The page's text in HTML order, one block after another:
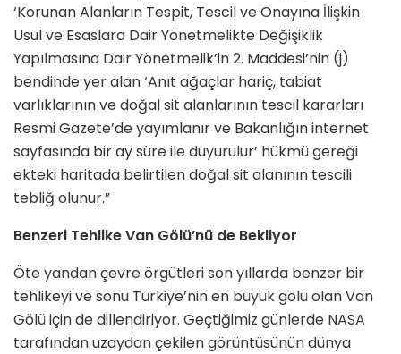
‘Korunan Alanların Tespit, Tescil ve Onayına İlişkin
Usul ve Esaslara Dair Yönetmelikte Değişiklik
Yapılmasına Dair Yönetmelik’in 2. Maddesi’nin (j)
bendinde yer alan ‘Anıt ağaçlar hariç, tabiat
varlıklarının ve doğal sit alanlarının tescil kararları
Resmi Gazete’de yayımlanır ve Bakanlığın internet
sayfasında bir ay süre ile duyurulur’ hükmü gereği
ekteki haritada belirtilen doğal sit alanının tescili
tebliğ olunur.”
Benzeri Tehlike Van Gölü’nü de Bekliyor
Öte yandan çevre örgütleri son yıllarda benzer bir
tehlikeyi ve sonu Türkiye’nin en büyük gölü olan Van
Gölü için de dillendiriyor. Geçtiğimiz günlerde NASA
tarafından uzaydan çekilen görüntüsünün dünya